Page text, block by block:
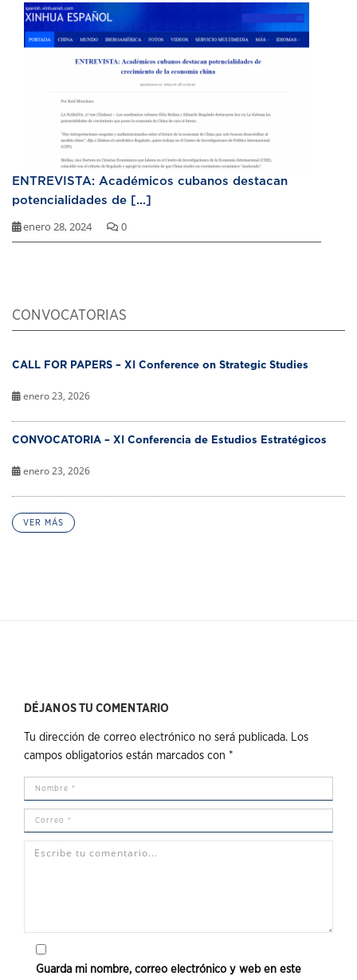
ENTREVISTA: Académicos cubanos destacan
potencialidades de [...]
enero 28, 2024 0
CONVOCATORIAS
CALL FOR PAPERS – XI Conference on Strategic Studies
enero 23, 2026
CONVOCATORIA – XI Conferencia de Estudios Estratégicos
enero 23, 2026
VER MÁS
DÉJANOS TU COMENTARIO
Tu dirección de correo electrónico no será publicada.
Los
campos obligatorios están marcados con *
Guarda mi nombre, correo electrónico y web en este